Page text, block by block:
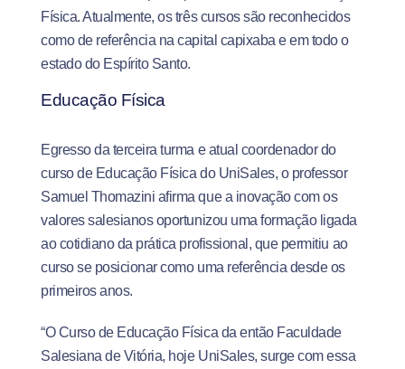
Física. Atualmente, os três cursos são reconhecidos
como de referência na capital capixaba e em todo o
estado do Espírito Santo.
Educação Física
Egresso da terceira turma e atual coordenador do
curso de Educação Física do UniSales, o professor
Samuel Thomazini afirma que a inovação com os
valores salesianos oportunizou uma formação ligada
ao cotidiano da prática profissional, que permitiu ao
curso se posicionar como uma referência desde os
primeiros anos.
“O Curso de Educação Física da então Faculdade
Salesiana de Vitória, hoje UniSales, surge com essa